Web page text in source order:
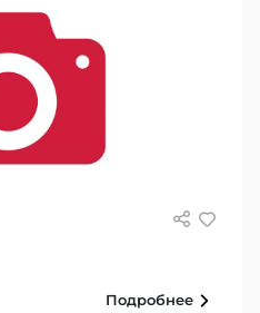
Подробнее